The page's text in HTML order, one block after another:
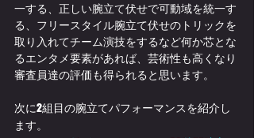
一する、正しい腕立て伏せで可動域を統一す
る、フリースタイル腕立て伏せのトリックを
取り入れてチーム演技をするなど何か芯とな
るエンタメ要素があれば、芸術性も高くなり
審査員達の評価も得られると思います。
次に2組目の腕立てパフォーマンスを紹介し
ます。